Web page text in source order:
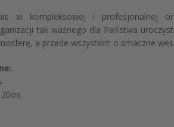
w kompleksowej i profesjonalnej
tak ważnego dla Państwa
a przede wszystkim o smaczne